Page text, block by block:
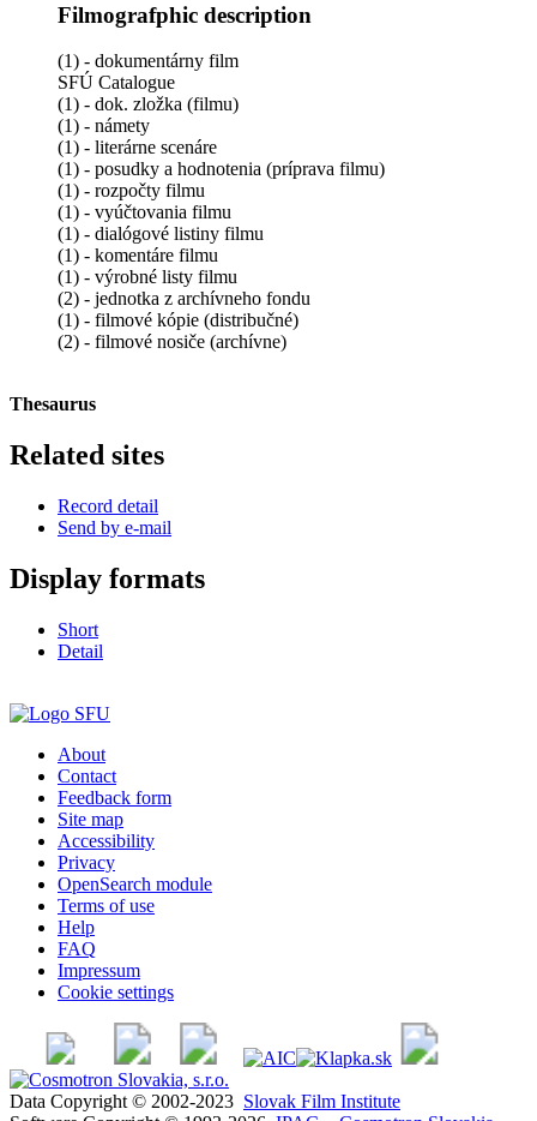
Filmografphic description
(1) - dokumentárny film
SFÚ Catalogue
(1) - dok. zložka (filmu)
(1) - námety
(1) - literárne scenáre
(1) - posudky a hodnotenia (príprava filmu)
(1) - rozpočty filmu
(1) - vyúčtovania filmu
(1) - dialógové listiny filmu
(1) - komentáre filmu
(1) - výrobné listy filmu
(2) - jednotka z archívneho fondu
(1) - filmové kópie (distribučné)
(2) - filmové nosiče (archívne)
Thesaurus
Related sites
Record detail
Send by e-mail
Display formats
Short
Detail
About
Contact
Feedback form
Site map
Accessibility
Privacy
OpenSearch module
Terms of use
Help
FAQ
Impressum
Cookie settings
Data Copyright © 2002-2023 Slovak Film Institute